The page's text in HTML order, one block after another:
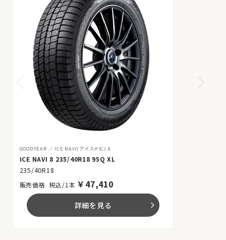
GOODYEAR ICE NAVI(アイスナビ) 8
ICE NAVI 8 235/40R18 95Q XL
235/40R18
税込/1本 ￥ 47,410
詳細を見る arrow_forward_ios